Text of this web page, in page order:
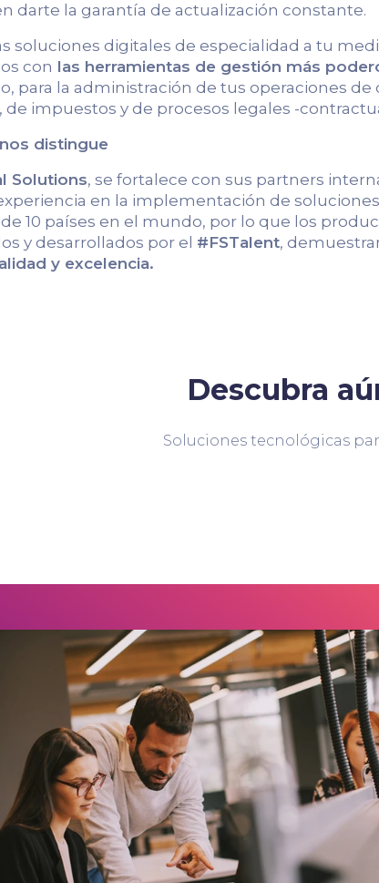
darte la garantía de actualización constante.
soluciones digitales de especialidad a tu
con las herramientas de gestión más
para la administración de tus operaciones de
de impuestos y de procesos legales -
distingue
Solutions, se fortalece con sus partners
en la implementación de
10 países en el mundo, por lo que los
y desarrollados por el #FSTalent,
y excelencia.
Descubra
Soluciones tecnológicas